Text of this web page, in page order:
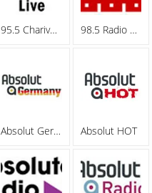
95.5 Charivari - Webradio 98.5 Radio Bochum
Absolut Germany Absolut HOT